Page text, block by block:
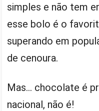
simples e não tem
esse bolo é o
superando em
de cenoura.
Mas… chocolate é
nacional, não é!